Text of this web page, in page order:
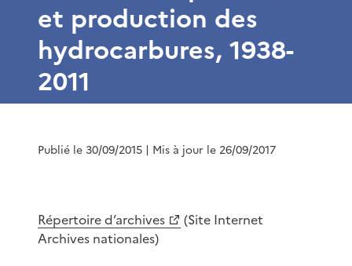
et production des
hydrocarbures, 1938-
2011
Publié le 30/09/2015 | Mis à jour le 26/09/2017
Répertoire d’archives
(Site Internet
Archives nationales)